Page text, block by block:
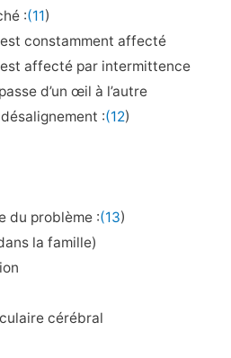
:(11)
constamment affecté
affecté par intermittence
d’un œil à l’autre
:(12)
du problème :(13)
la famille)
cérébral